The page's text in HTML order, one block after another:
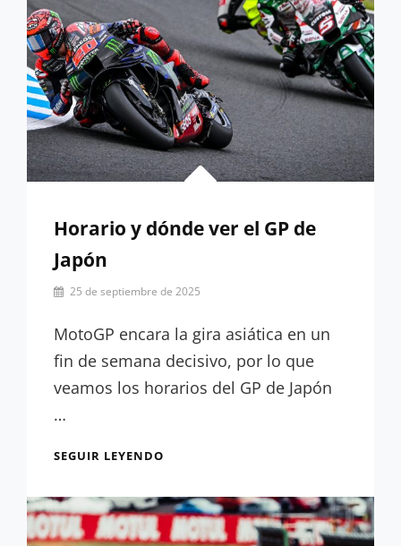
Horario y dónde ver el GP de
Japón
Por
Serrano
25 de septiembre de 2025
MotoGP encara la gira asiática en un
fin de semana decisivo, por lo que
veamos los horarios del GP de Japón
…
SEGUIR LEYENDO
VER
EL